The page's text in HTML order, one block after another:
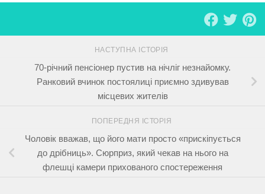
НАСТУПНА ІСТОРІЯ
70-річний пенсіонер пустив на нічліг незнайомку.
Ранковий вчинок постоялиці приємно здивував
місцевих жителів
ПОПЕРЕДНЯ ІСТОРІЯ
Чоловік вважав, що його мати просто «прискіпується
до дрібниць». Сюрприз, який чекав на нього на
флешці камери прихованого спостереження